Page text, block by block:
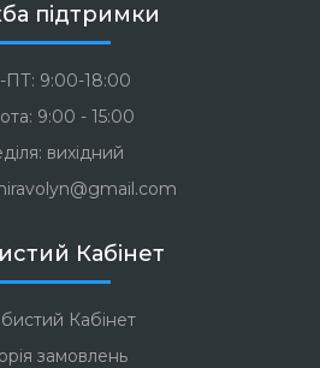
підтримки
9:00-18:00
9:00 - 15:00
вихідний
Кабінет
Кабінет
замовлень